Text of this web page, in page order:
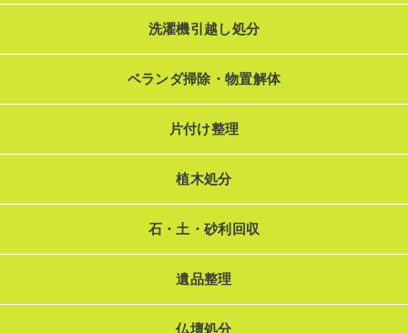
洗濯機引越し処分
ベランダ掃除・物置解体
片付け整理
植木処分
石・土・砂利回収
遺品整理
仏壇処分